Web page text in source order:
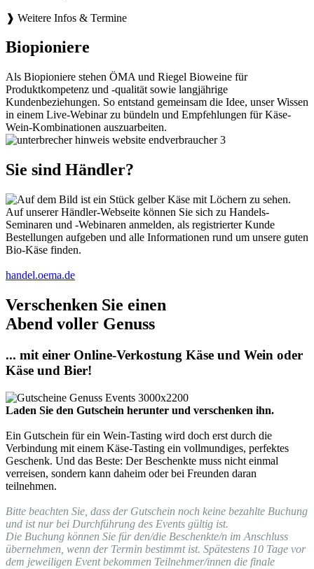
❱ Weitere Infos & Termine
Biopioniere
Als Biopioniere stehen ÖMA und Riegel Bioweine für
Produktkompetenz und -qualität sowie langjährige
Kundenbeziehungen. So entstand gemeinsam die Idee, unser Wissen
in einem Live-Webinar zu bündeln und Empfehlungen für Käse-
Wein-Kombinationen auszuarbeiten.
Sie sind Händler?
Auf unserer Händler-Webseite können Sie sich zu Handels-
Seminaren und -Webinaren anmelden, als registrierter Kunde
Bestellungen aufgeben und alle Informationen rund um unsere guten
Bio-Käse finden.
handel.oema.de
Verschenken Sie einen
Abend voller Genuss
... mit einer Online-Verkostung Käse und Wein oder
Käse und Bier!
Laden Sie den Gutschein herunter und verschenken ihn.
Ein Gutschein für ein Wein-Tasting wird doch erst durch die
Verbindung mit einem Käse-Tasting ein vollmundiges, perfektes
Geschenk. Und das Beste: Der Beschenkte muss nicht einmal
verreisen, sondern kann daheim oder bei Freunden daran
teilnehmen.
Bitte beachten Sie, dass der Gutschein noch keine bezahlte Buchung
und ist nur bei Durchführung des Events gültig ist.
Die Buchung können Sie für den/die Beschenkte/n im Anschluss
übernehmen, wenn der Termin bestimmt ist. Spätestens 10 Tage vor
dem jeweiligen Event bekommen Teilnehmer/innen die finale